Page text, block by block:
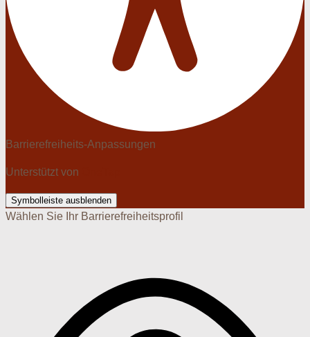
Barrierefreiheits-Anpassungen
Unterstützt von
Symbolleiste ausblenden
Wählen Sie Ihr Barrierefreiheitsprofil